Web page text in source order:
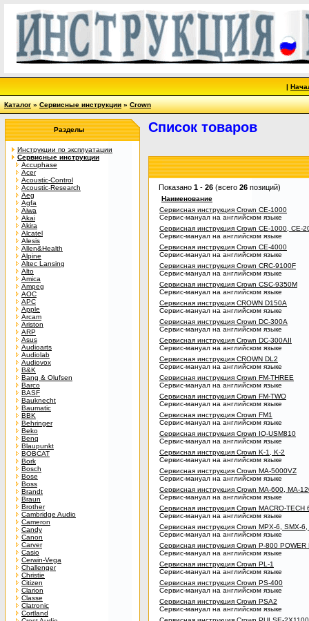
|
Каталог»Сервисные инструкции»Crown
Разделы
Инструкции по эксплуатации
Сервисные инструкции
Accuphase
Acer
Acoustic-Control
Acoustic-Research
Aeg
Agfa
Aiwa
Akai
Akira
Alcatel
Alesis
Allen&Health
Alpine
Altec Lansing
Alto
Amica
Ampeg
AOC
APC
Apple
Arcam
Ariston
ARP
Asus
Audioarts
Audiolab
Audiovox
B&K
Bang & Olufsen
Barco
BASF
Bauknecht
Baumatic
BBK
Behringer
Beko
Benq
Blaupunkt
BOBCAT
Bork
Bosch
Bose
Boss
Brandt
Braun
Brother
Cambridge Audio
Cameron
Candy
Canon
Carver
Casio
Cerwin-Vega
Challenger
Christie
Citizen
Clarion
Classe
Clatronic
Cortland
Список товаров
Показано 1 - 26 (всего 26 позиций)
Наименование
Сервисная инструкция Crown CE-1000
Сервис-мануал на английском языке
Сервисная инструкция Crown CE-1000, CE-
Сервис-мануал на английском языке
Сервисная инструкция Crown CE-4000
Сервис-мануал на английском языке
Сервисная инструкция Crown CRC-9100F
Сервис-мануал на английском языке
Сервисная инструкция Crown CSC-9350M
Сервис-мануал на английском языке
Сервисная инструкция CROWN D150A
Сервис-мануал на английском языке
Сервисная инструкция Crown DC-300A
Сервис-мануал на английском языке
Сервисная инструкция Crown DC-300AII
Сервис-мануал на английском языке
Сервисная инструкция CROWN DL2
Сервис-мануал на английском языке
Сервисная инструкция Crown FM-THREE
Сервис-мануал на английском языке
Сервисная инструкция Crown FM-TWO
Сервис-мануал на английском языке
Сервисная инструкция Crown FM1
Сервис-мануал на английском языке
Сервисная инструкция Crown IQ-USM810
Сервис-мануал на английском языке
Сервисная инструкция Crown K-1, K-2
Сервис-мануал на английском языке
Сервисная инструкция Crown MA-5000VZ
Сервис-мануал на английском языке
Сервисная инструкция Crown MA-600, MA-
Сервис-мануал на английском языке
Сервисная инструкция Crown MACRO-
Сервис-мануал на английском языке
Сервисная инструкция Crown MPX-6, SMX-6,
Сервис-мануал на английском языке
Сервисная инструкция Crown P-800 POWER
Сервис-мануал на английском языке
Сервисная инструкция Crown PL-1
Сервис-мануал на английском языке
Сервисная инструкция Crown PS-400
Сервис-мануал на английском языке
Сервисная инструкция Crown PSA2
Сервис-мануал на английском языке